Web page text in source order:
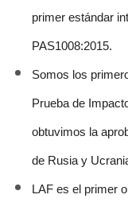
primer estándar
PAS1008:2015.
Somos los
Prueba de
obtuvimos la
de Rusia y
LAF es el primer